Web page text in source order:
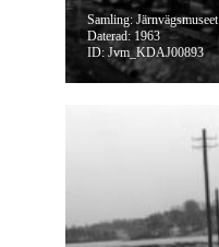
Samling: Järnvägsmuseet
Daterad: 1963
ID: Jvm_KDAJ00893